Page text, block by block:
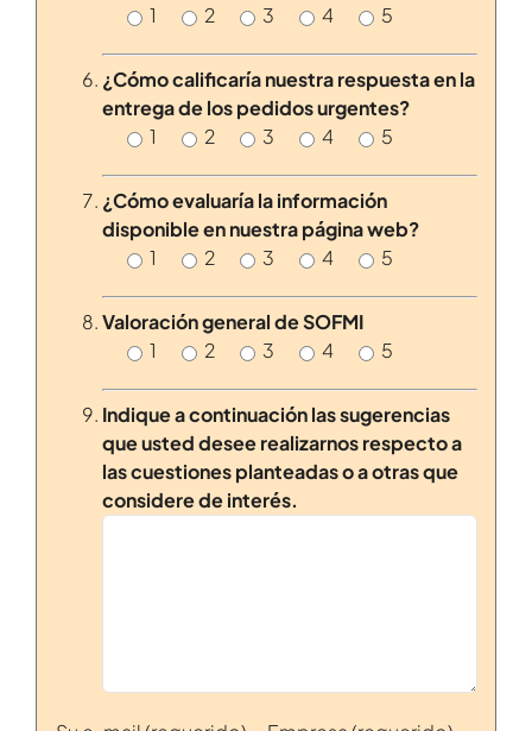
1
2 3 4 5
¿Cómo calificaría nuestra respuesta en la
entrega de los pedidos urgentes?
1
2 3 4 5
¿Cómo evaluaría la información
disponible en nuestra página web?
1
2 3 4 5
Valoración general de SOFMI
1
2 3 4 5
Indique a continuación las sugerencias
que usted desee realizarnos respecto a
las cuestiones planteadas o a otras que
considere de interés.